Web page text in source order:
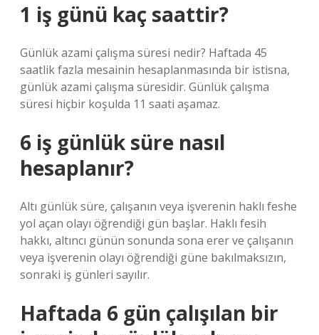
1 iş günü kaç saattir?
Günlük azami çalışma süresi nedir? Haftada 45
saatlik fazla mesainin hesaplanmasında bir istisna,
günlük azami çalışma süresidir. Günlük çalışma
süresi hiçbir koşulda 11 saati aşamaz.
6 iş günlük süre nasıl
hesaplanır?
Altı günlük süre, çalışanın veya işverenin haklı feshe
yol açan olayı öğrendiği gün başlar. Haklı fesih
hakkı, altıncı günün sonunda sona erer ve çalışanın
veya işverenin olayı öğrendiği güne bakılmaksızın,
sonraki iş günleri sayılır.
Haftada 6 gün çalışılan bir